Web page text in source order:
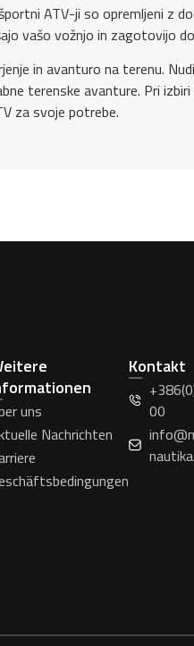
ATV-ji so opremljeni z
vašo vožnjo in zagotovijo
in avanturo na terenu.
terenske avanture. Pri
za svoje potrebe.
uns
Nachrichten
Kontakt
00